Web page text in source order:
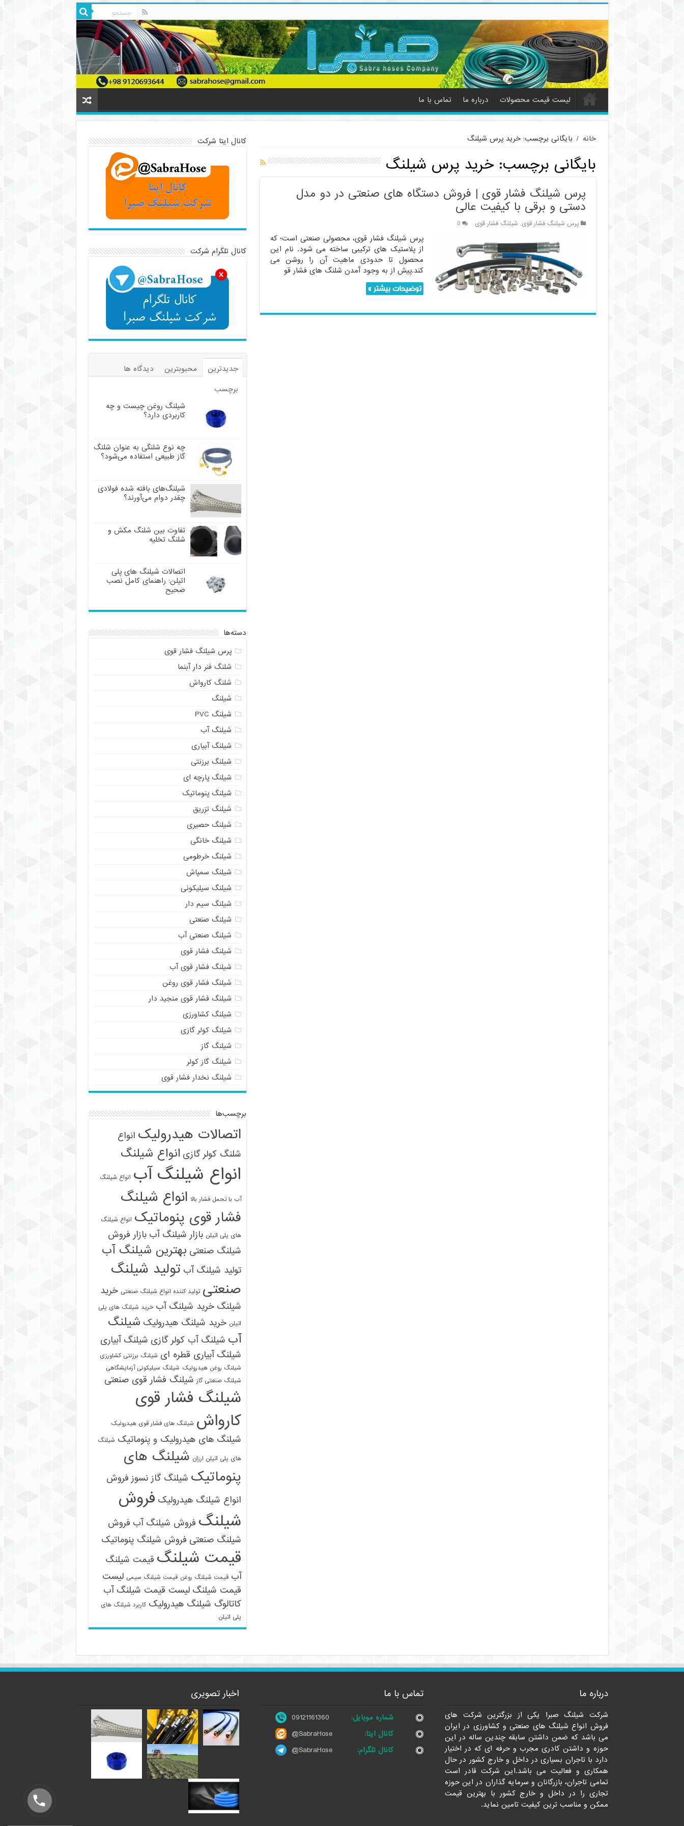
لیست قیمت محصولات درباره ما تماس با ما
خانه / بایگانی برچسب: خرید پرس شیلنگ
بایگانی برچسب:خرید پرس شیلنگ
پرس شیلنگ فشار قوی | فروش دستگاه های صنعتی در دو مدل
دستی و برقی با کیفیت عالی
پرس شیلنگ فشار قوی, شیلنگ فشار قوی 0
پرس شیلنگ فشار قوی، محصولی صنعتی است؛ که
از پلاستیک های ترکیبی ساخته می شود. نام این
محصول تا حدودی ماهیت آن را روشن می
کند.پیش از به وجود آمدن شلنگ های فشار قو
توضیحات بیشتر »
کانال ایتا شرکت
کانال تلگرام شرکت
جدیدترین محبوبترین
دیدگاه ها
برچسب
شیلنگ روغن چیست و چه
کاربردی دارد؟
چه نوع شلنگی به عنوان شلنگ
گاز طبیعی استفاده می‌شود؟
شیلنگ‌های بافته شده فولادی
چقدر دوام می‌آورند؟
تفاوت بین شلنگ مکش و
شلنگ تخلیه
اتصالات شیلنگ های پلی
اتیلن: راهنمای کامل نصب
صحیح
دسته‌ها
پرس شیلنگ فشار قوی
شلنگ فنر دار آبنما
شلنگ کارواش
شیلنگ
شیلنگ PVC
شیلنگ آب
شیلنگ آبیاری
شیلنگ برزنتی
شیلنگ پارچه ای
شیلنگ پنوماتیک
شیلنگ تزریق
شیلنگ حصیری
شیلنگ خانگی
شیلنگ خرطومی
شیلنگ سمپاش
شیلنگ سیلیکونی
شیلنگ سیم دار
شیلنگ صنعتی
شیلنگ صنعتی آب
شیلنگ فشار قوی
شیلنگ فشار قوی آب
شیلنگ فشار قوی روغن
شیلنگ فشار قوی منجید دار
شیلنگ کشاورزی
شیلنگ کولر گازی
شیلنگ گاز
شیلنگ گاز کولر
شیلنگ نخدار فشار قوی
برچسب‌ها
اتصالات هیدرولیک انواع
شلنگ کولر گازی انواع شیلنگ
انواع شیلنگ آب انواع شیلنگ
آب با تحمل فشار بالا انواع شیلنگ
فشار قوی پنوماتیک انواع شیلنگ
های پلی اتیلن بازار شیلنگ آب بازار فروش
شیلنگ صنعتی بهترین شیلنگ آب
تولید شیلنگ آب تولید شیلنگ
صنعتی تولید کننده انواع شیلنگ صنعتی خرید
شیلنگ خرید شیلنگ آب خرید شیلنگ های پلی
اتیلن خرید شیلنگ هیدرولیک شیلنگ
آب شیلنگ آب کولر گازی شیلنگ آبیاری
شیلنگ آبیاری قطره ای شیلنگ برزنتی کشاورزی
شیلنگ روغن هیدرولیک شیلنگ سیلیکونی آزمایشگاهی
شیلنگ صنعتی گاز شیلنگ فشار قوی صنعتی
شیلنگ فشار قوی
کارواش شیلنگ های فشار قوی هیدرولیک
شیلنگ های هیدرولیک و پنوماتیک شیلنگ
های پلی اتیلن ارزان شیلنگ های
پنوماتیک شیلنگ گاز نسوز فروش
انواع شیلنگ هیدرولیک فروش
شیلنگ فروش شیلنگ آب فروش
شیلنگ صنعتی فروش شیلنگ پنوماتیک
قیمت شیلنگ قیمت شیلنگ
آب قیمت شیلنگ روغن قیمت شیلنگ سیمی لیست
قیمت شیلنگ لیست قیمت شیلنگ آب
کاتالوگ شیلنگ هیدرولیک کاربرد شیلنگ های
پلی اتیلن
درباره ما
شرکت شیلنگ صبرا یکی از بزرگترین شرکت های
فروش انواع شیلنگ های صنعتی و کشاورزی در ایران
می باشد که ضمن داشتن سابقه چندین ساله در این
حوزه و داشتن کادری مجرب و حرفه ای که در اختیار
دارد با تاجران بسیاری در داخل و خارج کشور در حال
همکاری و فعالیت می باشد.این شرکت قادر است
تمامی تاجران، بازرگانان و سرمایه گذاران در این حوزه
تجاری را در داخل و خارج کشور با بهترین قیمت
ممکن و مناسب ترین کیفیت تامین نماید.
تماس با ما
شماره موبایل:
09121161360
کانال ایتا:
@SabraHose
کانال تلگرام:
@SabraHose
اخبار تصویری